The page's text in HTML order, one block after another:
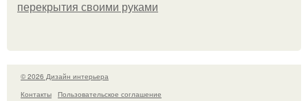
перекрытия своими руками
© 2026 Дизайн интерьера
Контакты
Пользовательское соглашение